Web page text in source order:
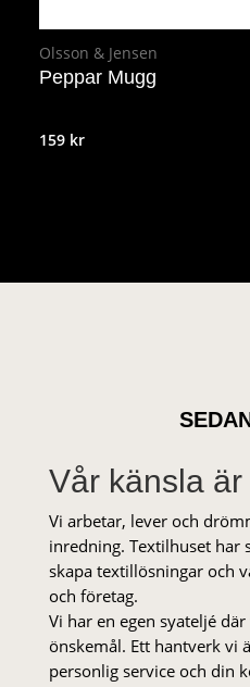
Olsson & Jensen
Peppar Mugg
159 kr
Vår känsla är
Vi arbetar, lever och
inredning. Textilhuset har
skapa textillösningar och
och företag.
Vi har en egen syateljé
önskemål. Ett hantverk vi
personlig service och din